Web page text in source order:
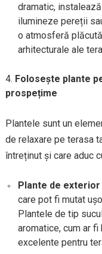
dramatic,
ilumineze pereții
o atmosferă
arhitecturale ale
Folosește plante
prospețime
Plantele sunt un
de relaxare pe terasa
întreținut și care aduc
Plante de
care pot fi mutat
Plantele de tip
aromatice, cum ar
excelente pentru